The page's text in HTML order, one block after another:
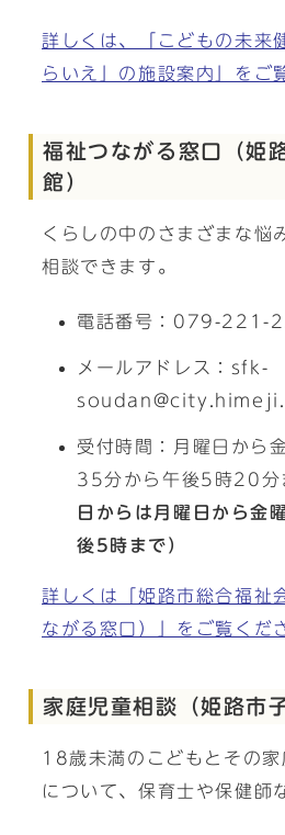
詳しくは、「こどもの未来
らいえ」の施設案内」をご
福祉つながる窓口（姫
館）
くらしの中のさまざまな悩
相談できます。
電話番号：079-221-
メールアドレス：sfk-
受付時間：月曜日から
35分から午後5時20分
日からは月曜日から金
後5時まで）
詳しくは「姫路市総合福祉
ながる窓口）」をご覧くだ
家庭児童相談（姫路市
18歳未満のこどもとその
について、保育士や保健師